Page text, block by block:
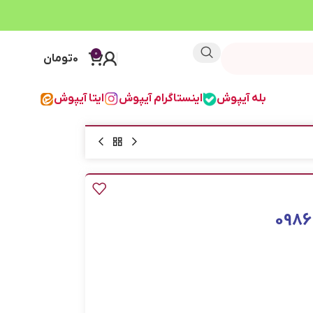
0
0تومان
بله آیپوش اینستاگرام آیپوش ایتا آیپوش